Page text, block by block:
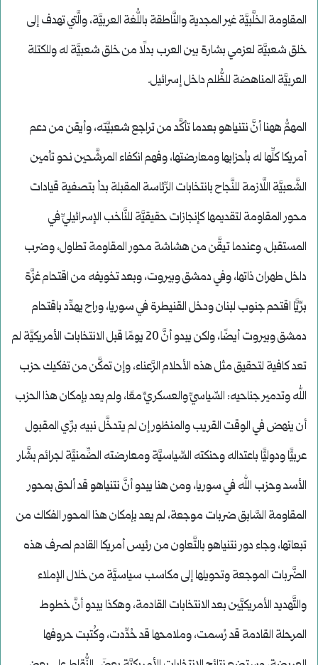
المقاومة الخلَّبيَّة غير المجدية والنَّاطقة باللُّغة العربيَّة، والَّتي تهدف إلى
خلق شعبيَّة لعزمي بشارة بين العرب بدلًا من خلق شعبيَّة له وللكتلة
العربيَّة المناهضة للظُّلم داخل إسرائيل.
المهمُّ ههنا أنَّ نتنياهو بعدما تأكَّد من تراجع شعبيَّته، وأيقن من دعم
أمريكا كلِّها له بأحزابها ومعارضتها، وفهم انكفاء المرشَّحين نحو تأمين
الشَّعبيَّة اللَّازمة للنَّجاح بانتخابات الرِّئاسة المقبلة بدأ بتصفية قيادات
محور المقاومة لتقديمها كإنجازات حقيقيَّة للنَّاخب الإسرائيليِّ في
المستقبل، وعندما تيقَّن من هشاشة محور المقاومة تطاول، وضرب
داخل طهران ذاتها، وفي دمشق وبيروت، وبعد تخويفه من اقتحام غزَّة
برِّيًّا اقتحم جنوب لبنان ودخل القنيطرة في سوريا، وراح يهدِّد باقتحام
دمشق وبيروت أيضًا، ولكن يبدو أنَّ 20 يومًا قبل الانتخابات الأمريكيَّة لم
تعد كافية لتحقيق مثل هذه الأحلام الرَّعناء، وإن تمكَّن من تفكيك حزب
الله وتدمير جناحيه: السِّياسيِّ والعسكريِّ معًا، ولم يعد بإمكان هذا الحزب
أن ينهض في الوقت القريب والمنظور إن لم يتدخَّل نبيه برِّي المقبول
عربيًّا ودوليًّا باعتداله وحنكته السِّياسيَّة ومعارضته الضِّمنيَّة لجرائم بشَّار
الأسد وحزب الله في سوريا، ومن هنا يبدو أنَّ نتنياهو قد ألحق بمحور
المقاومة السَّابق ضربات موجعة، لم يعد بإمكان هذا المحور الفكاك من
تبعاتها، وجاء دور نتنياهو بالتَّعاون من رئيس أمريكا القادم لصرف هذه
الضَّربات الموجعة وتحويلها إلى مكاسب سياسيَّة من خلال الإملاء
والتَّهديد الأمريكيَّين بعد الانتخابات القادمة، وهكذا يبدو أنَّ خطوط
المرحلة القادمة قد رُسمت، وملامحها قد حُدِّدت، وكُتبت حروفها